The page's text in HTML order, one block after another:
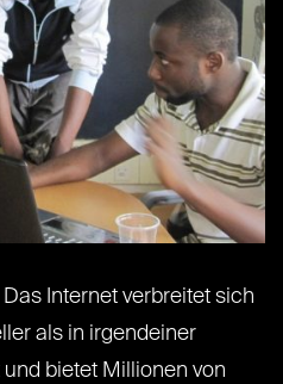
Internet verbreitet sich
als in irgendeiner
bietet Millionen von